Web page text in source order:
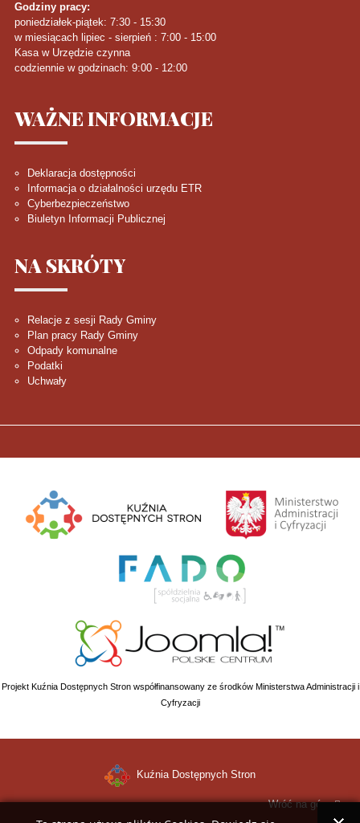
Godziny pracy:
poniedziałek-piątek: 7:30 - 15:30
w miesiącach lipiec - sierpień : 7:00 - 15:00
Kasa w Urzędzie czynna
codziennie w godzinach: 9:00 - 12:00
WAŻNEINFORMACJE
Deklaracja dostępności
Informacja o działalności urzędu ETR
Cyberbezpieczeństwo
Biuletyn Informacji Publicznej
NA SKRÓTY
Relacje z sesji Rady Gminy
Plan pracy Rady Gminy
Odpady komunalne
Podatki
Uchwały
Projekt Kuźnia Dostępnych Stron współfinansowany ze środków Ministerstwa Administracji i
Cyfryzacji
Kuźnia Dostępnych Stron
Wróć na górę